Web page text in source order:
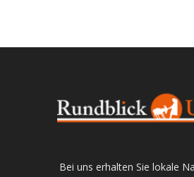
Bei uns erhalten Sie lokale